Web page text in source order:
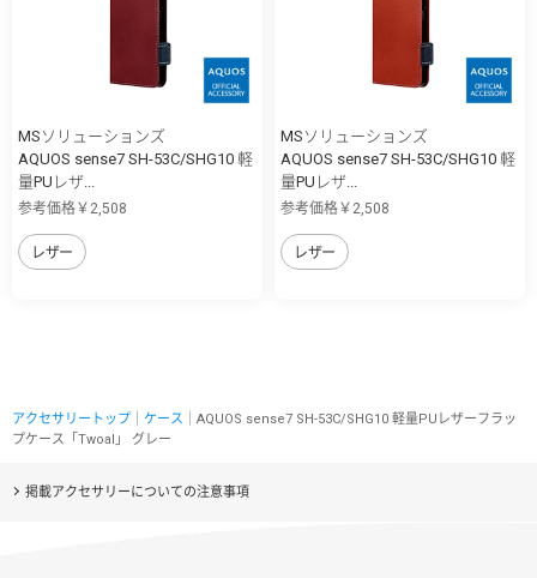
MSソリューションズ
AQUOS sense7 SH-53C/SHG10 軽
量PUレザ...
参考価格￥2,508
レザー
MSソリューションズ
AQUOS sense7 SH-53C/SHG10 軽
量PUレザ...
参考価格￥2,508
レザー
アクセサリートップ ケース ｜AQUOS sense7 SH-53C/SHG10 軽量PUレザーフラッ
プケース「Twoal」 グレー
掲載アクセサリーについての注意事項